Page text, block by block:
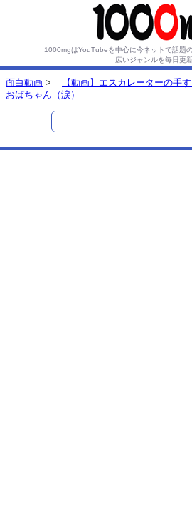
1000mgはYouTubeを中心に今ネットで話題
広いジャンルを毎日更新
面白動画 >
【動画】エスカレーターの手
おばちゃん（涙）